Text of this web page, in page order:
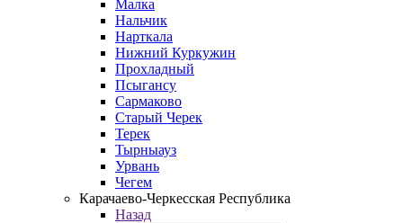
Малка
Нальчик
Нарткала
Нижний Куркужин
Прохладный
Псыгансу
Сармаково
Старый Черек
Терек
Тырныауз
Урвань
Чегем
Карачаево-Черкесская Республика
Назад